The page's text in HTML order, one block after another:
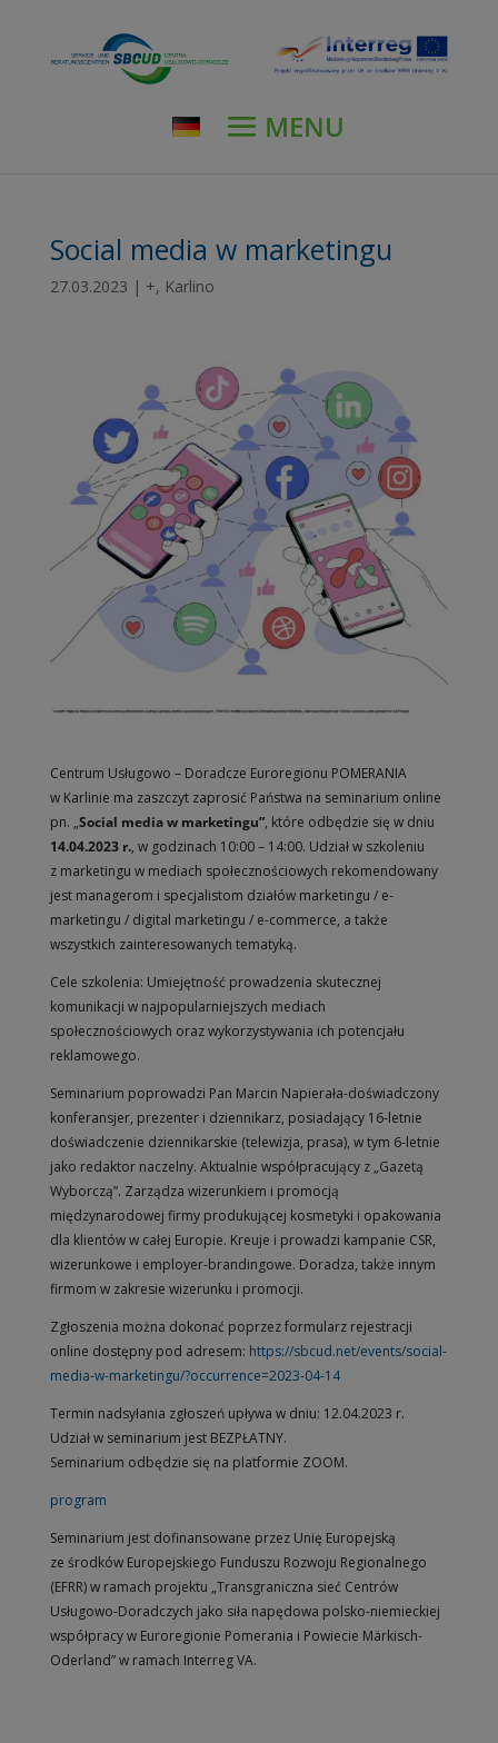
Social media w marketingu
27.03.2023 | +, Karlino
Centrum Usługowo – Doradcze Euroregionu POMERANIA
w Karlinie ma zaszczyt zaprosić Państwa na seminarium online
pn. „Social media w marketingu”, które odbędzie się w dniu
14.04.2023 r., w godzinach 10:00 – 14:00. Udział w szkoleniu
z marketingu w mediach społecznościowych rekomendowany
jest managerom i specjalistom działów marketingu / e-
marketingu / digital marketingu / e-commerce, a także
wszystkich zainteresowanych tematyką.
Cele szkolenia: Umiejętność prowadzenia skutecznej
komunikacji w najpopularniejszych mediach
społecznościowych oraz wykorzystywania ich potencjału
reklamowego.
Seminarium poprowadzi Pan Marcin Napierała-doświadczony
konferansjer, prezenter i dziennikarz, posiadający 16-letnie
doświadczenie dziennikarskie (telewizja, prasa), w tym 6-letnie
jako redaktor naczelny. Aktualnie współpracujący z „Gazetą
Wyborczą”. Zarządza wizerunkiem i promocją
międzynarodowej firmy produkującej kosmetyki i opakowania
dla klientów w całej Europie. Kreuje i prowadzi kampanie CSR,
wizerunkowe i employer-brandingowe. Doradza, także innym
firmom w zakresie wizerunku i promocji.
Zgłoszenia można dokonać poprzez formularz rejestracji
online dostępny pod adresem: https://sbcud.net/events/social-
media-w-marketingu/?occurrence=2023-04-14
Termin nadsyłania zgłoszeń upływa w dniu: 12.04.2023 r.
Udział w seminarium jest BEZPŁATNY.
Seminarium odbędzie się na platformie ZOOM.
program
Seminarium jest dofinansowane przez Unię Europejską
ze środków Europejskiego Funduszu Rozwoju Regionalnego
(EFRR) w ramach projektu „Transgraniczna sieć Centrów
Usługowo-Doradczych jako siła napędowa polsko-niemieckiej
współpracy w Euroregionie Pomerania i Powiecie Märkisch-
Oderland” w ramach Interreg VA.